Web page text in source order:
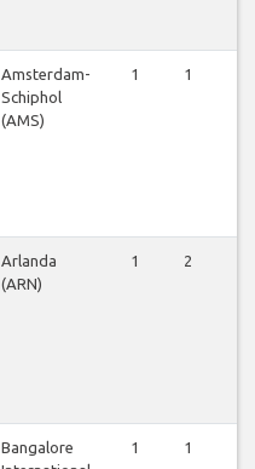
Amsterdam-
Schiphol
(AMS)
1 1
Arlanda
(ARN)
1 2
Bangalore
1 1